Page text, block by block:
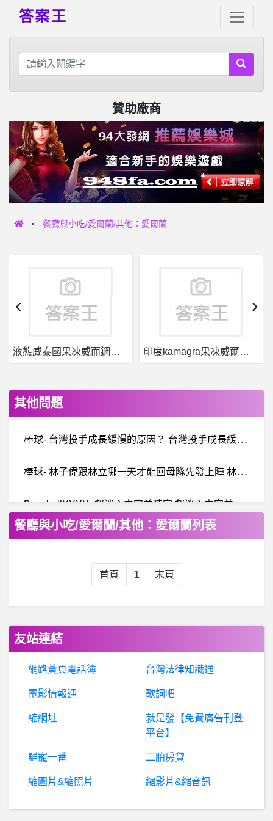
答案王
贊助廠商
餐廳與小吃/愛爾蘭/其他：愛爾蘭
液態威泰國果凍威而鋼哪裡買 印度kamagra果凍威爾剛用於治療男性勃起功能障礙
‹ ›
其他問題
棒
球- 台灣投手成長緩慢的原因？ 台灣投手成長緩慢的原因？
棒
球- 林子偉跟林立哪一天才能回母隊先發上陣 林子偉跟林立哪一天才能回母隊先發上陣
B
aseballXXXX- 邦迷心中完美陣容 邦迷心中完美陣容
女人話題- 女生真的很難懂 女生真的很難懂
女人話題- 同事瘋狂行為 同事瘋狂行為
蘇貞昌要下台嗎,想聽聽你們的意見,?
生物學- BrdU是不是核苷酸?
餐廳與小吃/愛爾蘭/其他：愛爾蘭列表
首頁 1 末頁
友站連結
網路黃頁電話簿 台灣法律知識通
電影情報通 歌詞吧
縮網址
就是發【免費廣告刊登
平台】
鮮寵一番 二胎房貸
縮圖片&縮照片 縮影片&縮音訊